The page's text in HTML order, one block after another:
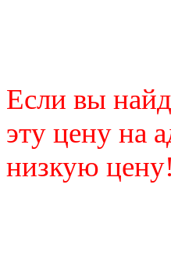
Если вы
эту цену на
низкую